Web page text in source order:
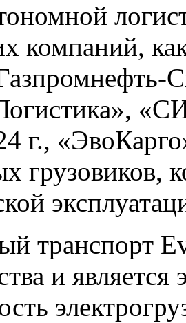
компаний,
г.,
грузовиков,
транспорт
и